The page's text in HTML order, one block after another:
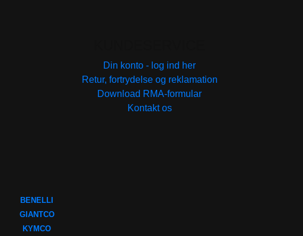
Din konto - log ind her
Retur, fortrydelse og reklamation
Download RMA-formular
Kontakt os
BENELLI
GIANTCO
KYMCO